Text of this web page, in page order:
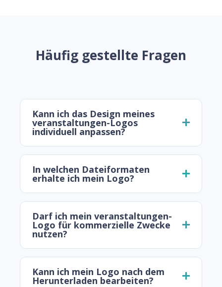
Häufig gestellte Fragen
Kann ich das Design meines
veranstaltungen-Logos
individuell anpassen?
In welchen Dateiformaten
erhalte ich mein Logo?
Darf ich mein veranstaltungen-
Logo für kommerzielle Zwecke
nutzen?
Kann ich mein Logo nach dem
Herunterladen bearbeiten?